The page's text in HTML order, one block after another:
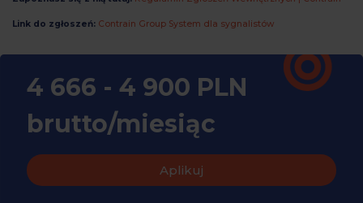
Link do zgłoszeń: Contrain Group System dla sygnalistów
4 666 - 4 900 PLN
brutto/miesiąc
Aplikuj